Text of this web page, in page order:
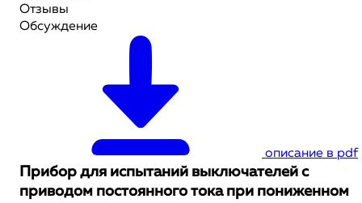
Отзывы
Обсуждение
описание в pdf
Прибор для испытаний выключателей с
приводом постоянного тока при пониженном